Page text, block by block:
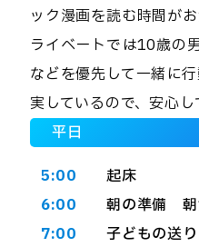
ック漫画を読む時間が
ライベートでは10歳の
などを優先して一緒に
実しているので、安心
平日
5:00
起床
6:00
朝の準備
7:00
子どもの送